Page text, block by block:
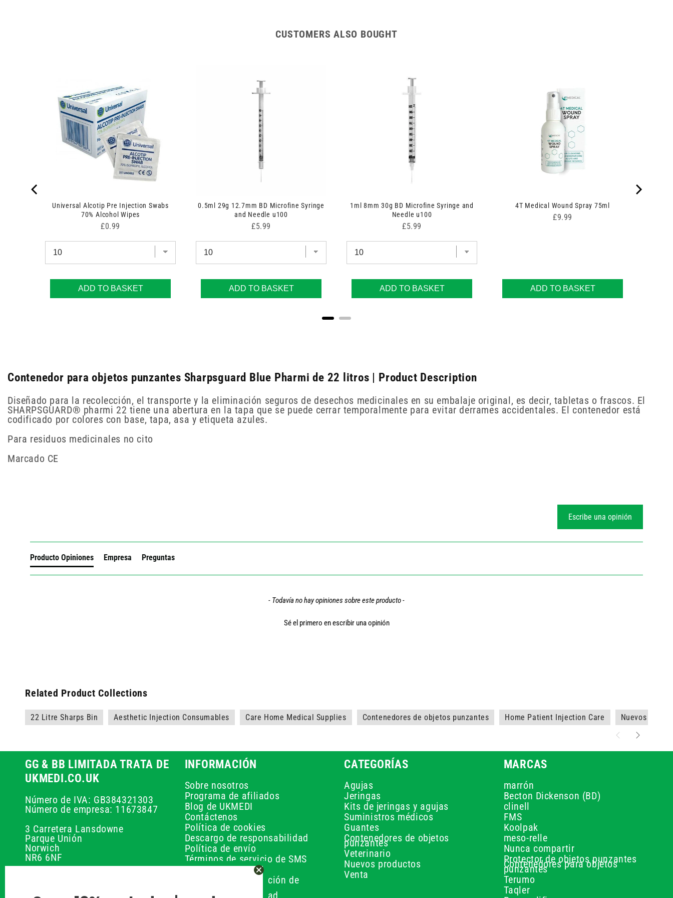
CUSTOMERS ALSO BOUGHT
Universal Alcotip Pre Injection Swabs
70% Alcohol Wipes
Price
£0.99
ADD TO BASKET
0.5ml 29g 12.7mm BD Microfine Syringe
and Needle u100
Price
£5.99
ADD TO BASKET
1ml 8mm 30g BD Microfine Syringe and
Needle u100
Price
£5.99
ADD TO BASKET
4T Medical Wound Spray 75ml
Price
£9.99
ADD TO BASKET
Contenedor para objetos punzantes Sharpsguard Blue Pharmi de 22 litros | Product Description
Diseñado para la recolección, el transporte y la eliminación seguros de desechos medicinales en su embalaje original, es decir, tabletas o frascos. El
SHARPSGUARD® pharmi 22 tiene una abertura en la tapa que se puede cerrar temporalmente para evitar derrames accidentales. El contenedor está
codificado por colores con base, tapa, asa y etiqueta azules.
Para residuos medicinales no cito
Marcado CE
Escribe una opinión
Producto Opiniones Empresa Preguntas
- Todavía no hay opiniones sobre este producto -
Sé el primero en escribir una opinión
Related Product Collections
22 Litre Sharps Bin Aesthetic Injection Consumables Care Home Medical Supplies Contenedores de objetos punzantes Home Patient Injection Care Nuevos
GG & BB LIMITADA TRATA DE
UKMEDI.CO.UK
Número de IVA: GB384321303
Número de empresa: 11673847
3 Carretera Lansdowne
Parque Unión
Norwich
NR6 6NF
INFORMACIÓN
Sobre nosotros
Programa de afiliados
Blog de UKMEDI
Contáctenos
Política de cookies
Descargo de responsabilidad
Política de envío
Términos de servicio de SMS
Política de pago
Calculadora de dilución de
Política de privacidad
CATEGORÍAS
Agujas
Jeringas
Kits de jeringas y agujas
Suministros médicos
Guantes
Contenedores de objetos
punzantes
Veterinario
Nuevos productos
Venta
MARCAS
marrón
Becton Dickenson (BD)
clinell
FMS
Koolpak
meso-relle
Nunca compartir
Protector de objetos punzantes
Contenedores para objetos
punzantes
Terumo
Taqler